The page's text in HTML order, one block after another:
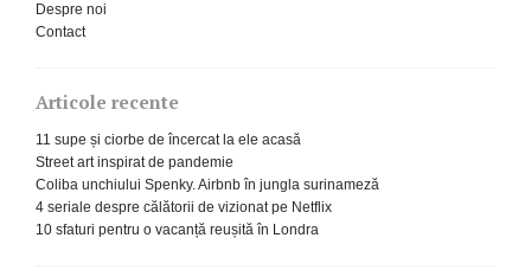
Despre noi
Contact
Articole recente
11 supe și ciorbe de încercat la ele acasă
Street art inspirat de pandemie
Coliba unchiului Spenky. Airbnb în jungla surinameză
4 seriale despre călătorii de vizionat pe Netflix
10 sfaturi pentru o vacanță reușită în Londra